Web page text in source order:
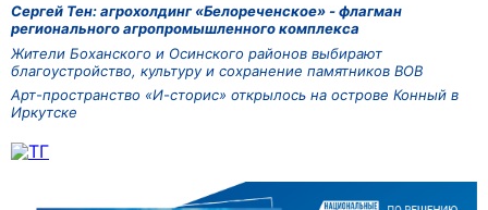
Сергей Тен: агрохолдинг «Белореченское» - флагман
регионального агропромышленного комплекса
Жители Боханского и Осинского районов выбирают
благоустройство, культуру и сохранение памятников ВОВ
Арт-пространство «И-сторис» открылось на острове Конный в
Иркутске